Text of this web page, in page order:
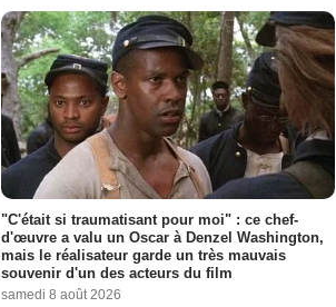
"C'était si traumatisant pour moi" : ce chef-
d'œuvre a valu un Oscar à Denzel Washington,
mais le réalisateur garde un très mauvais
souvenir d'un des acteurs du film
samedi 8 août 2026